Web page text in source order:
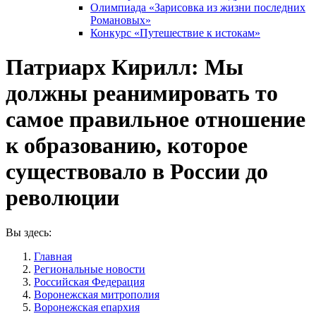
Олимпиада «Зарисовка из жизни последних
Романовых»
Конкурс «Путешествие к истокам»
Патриарх Кирилл: Мы
должны реанимировать то
самое правильное отношение
к образованию, которое
существовало в России до
революции
Вы здесь:
Главная
Pегиональные новости
Российская Федерация
Воронежская митрополия
Воронежская епархия